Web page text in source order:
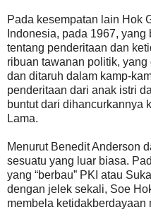
Pada kesempatan lain Hok
Indonesia, pada 1967,
tentang penderitaan dan
ribuan tawanan politik,
dan ditaruh dalam kamp-
penderitaan dari anak istri
buntut dari dihancurkannya
Lama.
Menurut Benedit Anderson
sesuatu yang luar biasa.
yang “berbau” PKI atau
dengan jelek sekali, Soe
membela ketidakberdayaan